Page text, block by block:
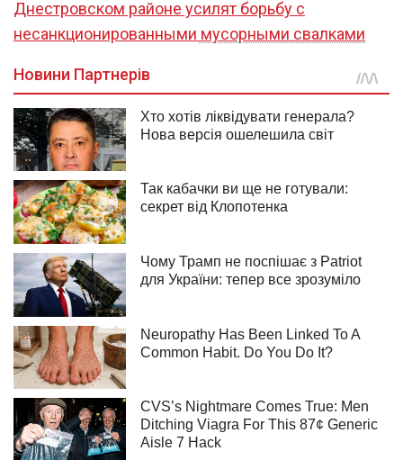
Днестровском районе усилят борьбу с
несанкционированными мусорными свалками